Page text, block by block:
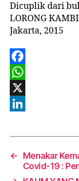
Dicuplik dari
LORONG
Jakarta, 2015
F
a
c
b
o
W
h
t
s
X
i
n
←
Menakar
Covid-19 :